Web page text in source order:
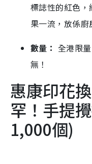
標誌性的紅色
果一流，放係廚
數量： 全港限
無！
惠康印花
罕！手提
1,000個)